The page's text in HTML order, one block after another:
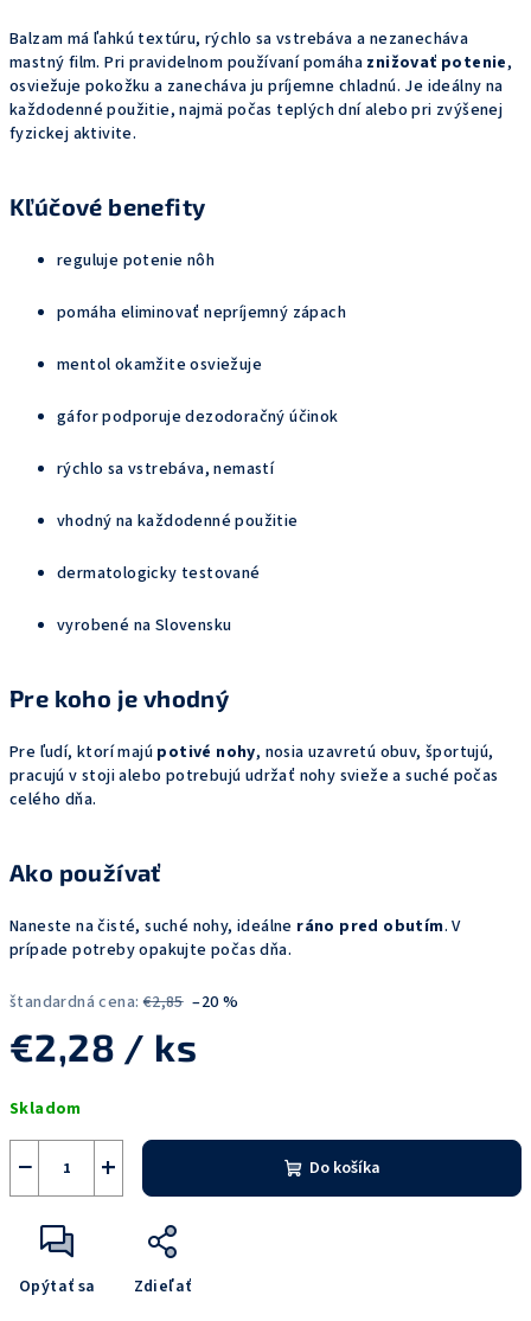
Balzam má ľahkú textúru, rýchlo sa vstrebáva a nezanecháva
mastný film. Pri pravidelnom používaní pomáha znižovať potenie,
osviežuje pokožku a zanecháva ju príjemne chladnú. Je ideálny na
každodenné použitie, najmä počas teplých dní alebo pri zvýšenej
fyzickej aktivite.
Kľúčové benefity
reguluje potenie nôh
pomáha eliminovať nepríjemný zápach
mentol okamžite osviežuje
gáfor podporuje dezodoračný účinok
rýchlo sa vstrebáva, nemastí
vhodný na každodenné použitie
dermatologicky testované
vyrobené na Slovensku
Pre koho je vhodný
Pre ľudí, ktorí majú potivé nohy, nosia uzavretú obuv, športujú,
pracujú v stoji alebo potrebujú udržať nohy svieže a suché počas
celého dňa.
Ako používať
Naneste na čisté, suché nohy, ideálne ráno pred obutím. V
prípade potreby opakujte počas dňa.
štandardná cena: €2,85 –20 %
€2,28 / ks
cena:
Skladom
+
− Do košíka
Opýtať sa Zdieľať